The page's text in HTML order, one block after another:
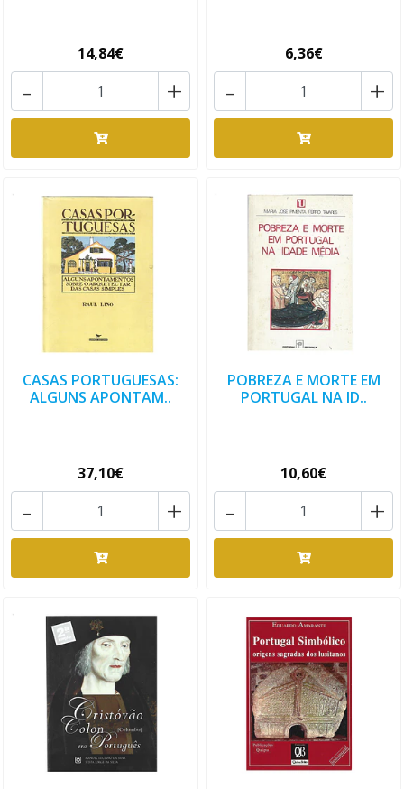
14,84€
+
-
6,36€
+
-
CASAS PORTUGUESAS:
ALGUNS APONTAM..
37,10€
+
-
POBREZA E MORTE EM
PORTUGAL NA ID..
10,60€
+
-